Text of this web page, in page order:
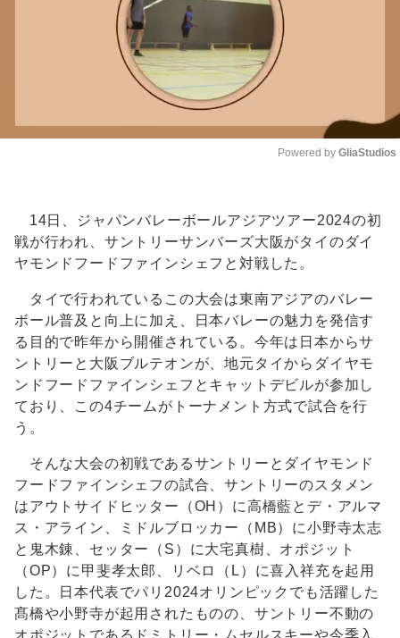
Powered by GliaStudios
14日、ジャパンバレーボールアジアツアー2024の初
戦が行われ、サントリーサンバーズ大阪がタイのダイ
ヤモンドフードファインシェフと対戦した。
タイで行われているこの大会は東南アジアのバレー
ボール普及と向上に加え、日本バレーの魅力を発信す
る目的で昨年から開催されている。今年は日本からサ
ントリーと大阪ブルテオンが、地元タイからダイヤモ
ンドフードファインシェフとキャットデビルが参加し
ており、この4チームがトーナメント方式で試合を行
う。
そんな大会の初戦であるサントリーとダイヤモンド
フードファインシェフの試合、サントリーのスタメン
はアウトサイドヒッター（OH）に高橋藍とデ・アルマ
ス・アライン、ミドルブロッカー（MB）に小野寺太志
と鬼木錬、セッター（S）に大宅真樹、オポジット
（OP）に甲斐孝太郎、リベロ（L）に喜入祥充を起用
した。日本代表でパリ2024オリンピックでも活躍した
髙橋や小野寺が起用されたものの、サントリー不動の